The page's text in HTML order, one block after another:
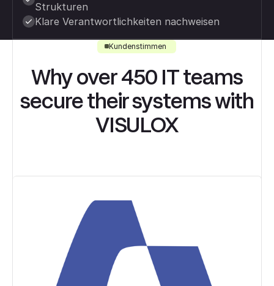
Strukturen
Klare Verantwortlichkeiten nachweisen
Kundenstimmen
Why over 450 IT teams
secure their systems with
VISULOX